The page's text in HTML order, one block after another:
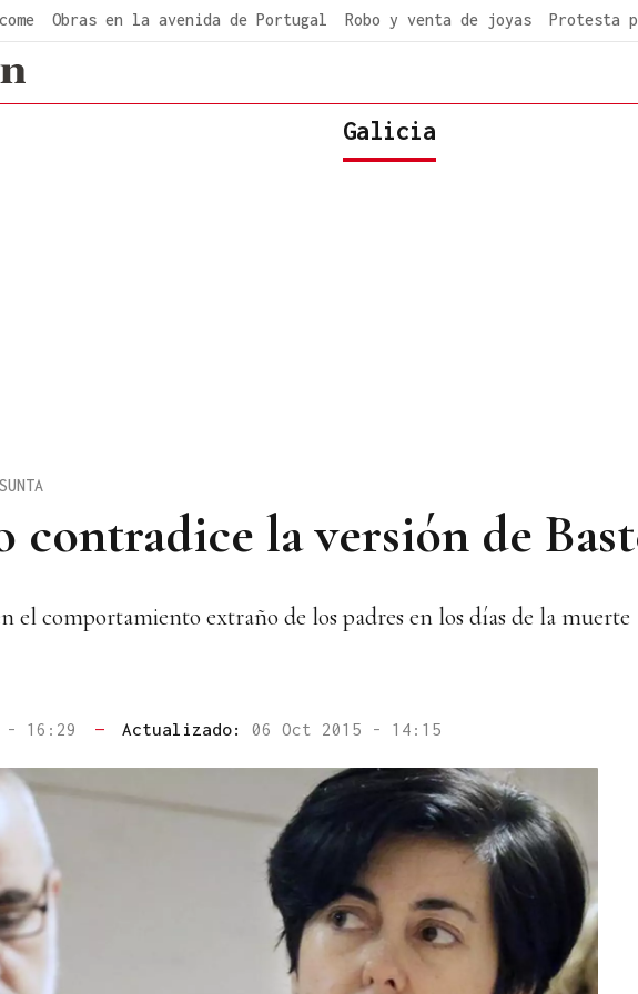
Obras en la avenida de Portugal Robo y venta de joyas Protesta
Galicia
contradice la versión de
el comportamiento extraño de los padres en los días de la muerte
- 16:29 — Actualizado: 06 Oct 2015 - 14:15